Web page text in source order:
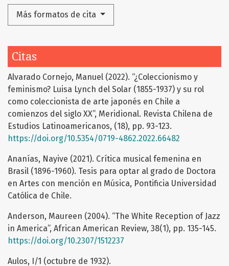
Más formatos de cita
Citas
Alvarado Cornejo, Manuel (2022). “¿Coleccionismo y
feminismo? Luisa Lynch del Solar (1855-1937) y su rol
como coleccionista de arte japonés en Chile a
comienzos del siglo XX”, Meridional. Revista Chilena de
Estudios Latinoamericanos, (18), pp. 93-123.
https://doi.org/10.5354/0719-4862.2022.66482
Ananías, Nayive (2021). Crítica musical femenina en
Brasil (1896-1960). Tesis para optar al grado de Doctora
en Artes con mención en Música, Pontificia Universidad
Católica de Chile.
Anderson, Maureen (2004). “The White Reception of Jazz
in America”, African American Review, 38(1), pp. 135-145.
https://doi.org/10.2307/1512237
Aulos, I/1 (octubre de 1932).